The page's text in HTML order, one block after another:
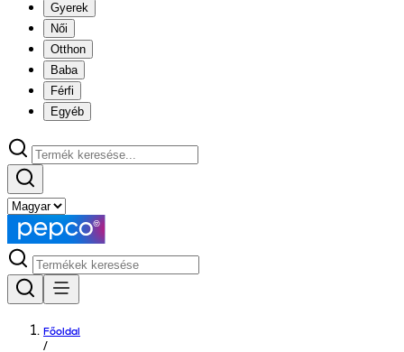
Gyerek
Női
Otthon
Baba
Férfi
Egyéb
Főoldal
/